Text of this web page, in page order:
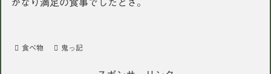
かなり満足の食事でしたとさ。
食べ物 鬼っ記